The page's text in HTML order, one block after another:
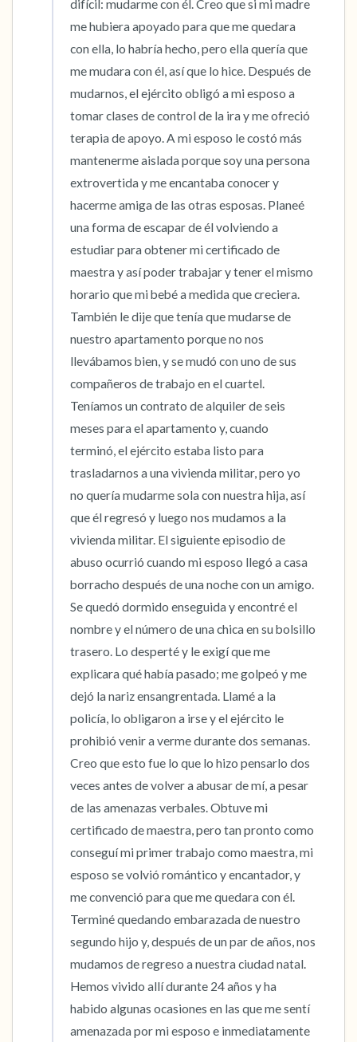
difícil: mudarme con él. Creo que si mi madre
me hubiera apoyado para que me quedara
con ella, lo habría hecho, pero ella quería que
me mudara con él, así que lo hice. Después de
mudarnos, el ejército obligó a mi esposo a
tomar clases de control de la ira y me ofreció
terapia de apoyo. A mi esposo le costó más
mantenerme aislada porque soy una persona
extrovertida y me encantaba conocer y
hacerme amiga de las otras esposas. Planeé
una forma de escapar de él volviendo a
estudiar para obtener mi certificado de
maestra y así poder trabajar y tener el mismo
horario que mi bebé a medida que creciera.
También le dije que tenía que mudarse de
nuestro apartamento porque no nos
llevábamos bien, y se mudó con uno de sus
compañeros de trabajo en el cuartel.
Teníamos un contrato de alquiler de seis
meses para el apartamento y, cuando
terminó, el ejército estaba listo para
trasladarnos a una vivienda militar, pero yo
no quería mudarme sola con nuestra hija, así
que él regresó y luego nos mudamos a la
vivienda militar. El siguiente episodio de
abuso ocurrió cuando mi esposo llegó a casa
borracho después de una noche con un amigo.
Se quedó dormido enseguida y encontré el
nombre y el número de una chica en su bolsillo
trasero. Lo desperté y le exigí que me
explicara qué había pasado; me golpeó y me
dejó la nariz ensangrentada. Llamé a la
policía, lo obligaron a irse y el ejército le
prohibió venir a verme durante dos semanas.
Creo que esto fue lo que lo hizo pensarlo dos
veces antes de volver a abusar de mí, a pesar
de las amenazas verbales. Obtuve mi
certificado de maestra, pero tan pronto como
conseguí mi primer trabajo como maestra, mi
esposo se volvió romántico y encantador, y
me convenció para que me quedara con él.
Terminé quedando embarazada de nuestro
segundo hijo y, después de un par de años, nos
mudamos de regreso a nuestra ciudad natal.
Hemos vivido allí durante 24 años y ha
habido algunas ocasiones en las que me sentí
amenazada por mi esposo e inmediatamente